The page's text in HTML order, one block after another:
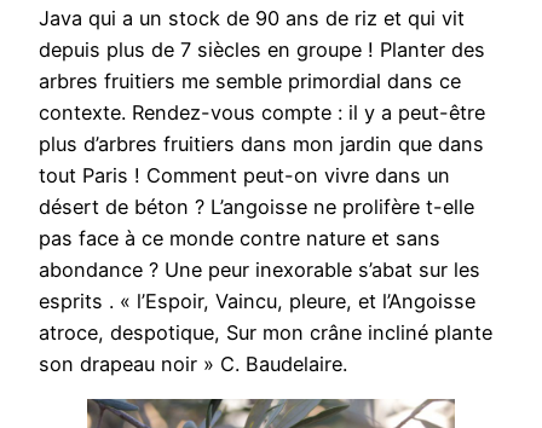
Java qui a un stock de 90 ans de riz et qui vit
depuis plus de 7 siècles en groupe ! Planter des
arbres fruitiers me semble primordial dans ce
contexte. Rendez-vous compte : il y a peut-être
plus d’arbres fruitiers dans mon jardin que dans
tout Paris ! Comment peut-on vivre dans un
désert de béton ? L’angoisse ne prolifère t-elle
pas face à ce monde contre nature et sans
abondance ? Une peur inexorable s’abat sur les
esprits . « l’Espoir, Vaincu, pleure, et l’Angoisse
atroce, despotique, Sur mon crâne incliné plante
son drapeau noir » C. Baudelaire.